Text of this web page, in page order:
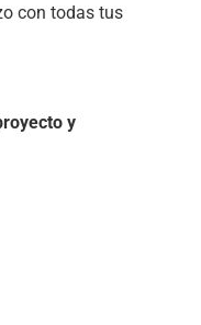
con todas tus
y